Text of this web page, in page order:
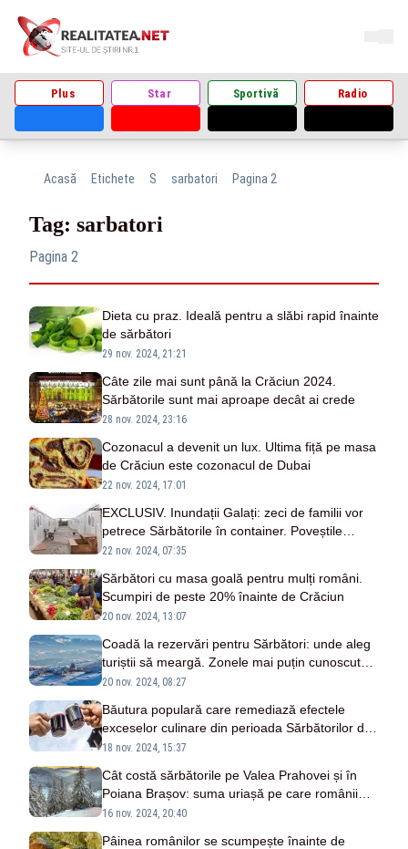
Plus Star Sportivă Radio
Acasă Etichete S sarbatori Pagina 2
Tag: sarbatori
Pagina 2
Dieta cu praz. Ideală pentru a slăbi rapid înainte
de sărbători
29 nov. 2024, 21:21
Câte zile mai sunt până la Crăciun 2024.
Sărbătorile sunt mai aproape decât ai crede
28 nov. 2024, 23:16
Cozonacul a devenit un lux. Ultima fiță pe masa
de Crăciun este cozonacul de Dubai
22 nov. 2024, 17:01
EXCLUSIV. Inundații Galați: zeci de familii vor
petrece Sărbătorile în container. Poveștile
oamenilor care au pierdut totul
22 nov. 2024, 07:35
Sărbători cu masa goală pentru mulți români.
Scumpiri de peste 20% înainte de Crăciun
20 nov. 2024, 13:07
Coadă la rezervări pentru Sărbători: unde aleg
turiștii să meargă. Zonele mai puțin cunoscute
sunt la mare căutare
20 nov. 2024, 08:27
Băutura populară care remediază efectele
exceselor culinare din perioada Sărbătorilor de
Iarnă
18 nov. 2024, 15:37
Cât costă sărbătorile pe Valea Prahovei și în
Poiana Brașov: suma uriașă pe care românii
trebuie să o scoată din buzunar
16 nov. 2024, 20:40
Pâinea românilor se scumpește înainte de